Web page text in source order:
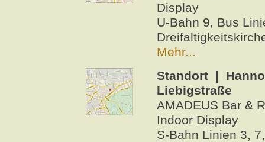
Display
U-Bahn 9, Bus
Mehr...
Standort |
Liebigstraße
AMADEUS Bar &
Indoor Display
S-Bahn Linien 3,